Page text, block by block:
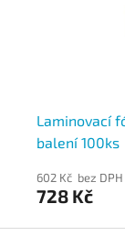
Laminovací
balení 100ks
602 Kč bez DPH
728 Kč